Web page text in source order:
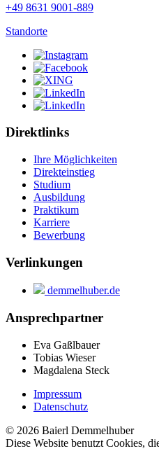
+49 8631 9001-889
Standorte
Direktlinks
Ihre Möglichkeiten
Direkteinstieg
Studium
Ausbildung
Praktikum
Karriere
Bewerbung
Verlinkungen
demmelhuber.de
Ansprechpartner
Eva Gaßlbauer
Tobias Wieser
Magdalena Steck
Impressum
Datenschutz
© 2026 Baierl Demmelhuber
Diese Website benutzt Cookies,